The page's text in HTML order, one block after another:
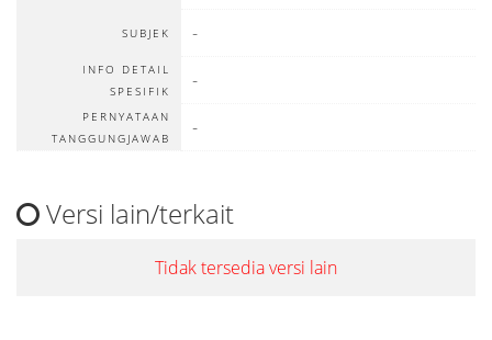
SUBJEK -
INFO DETAIL
SPESIFIK
-
PERNYATAAN
TANGGUNGJAWAB
-
Versi lain/terkait
Tidak tersedia versi lain